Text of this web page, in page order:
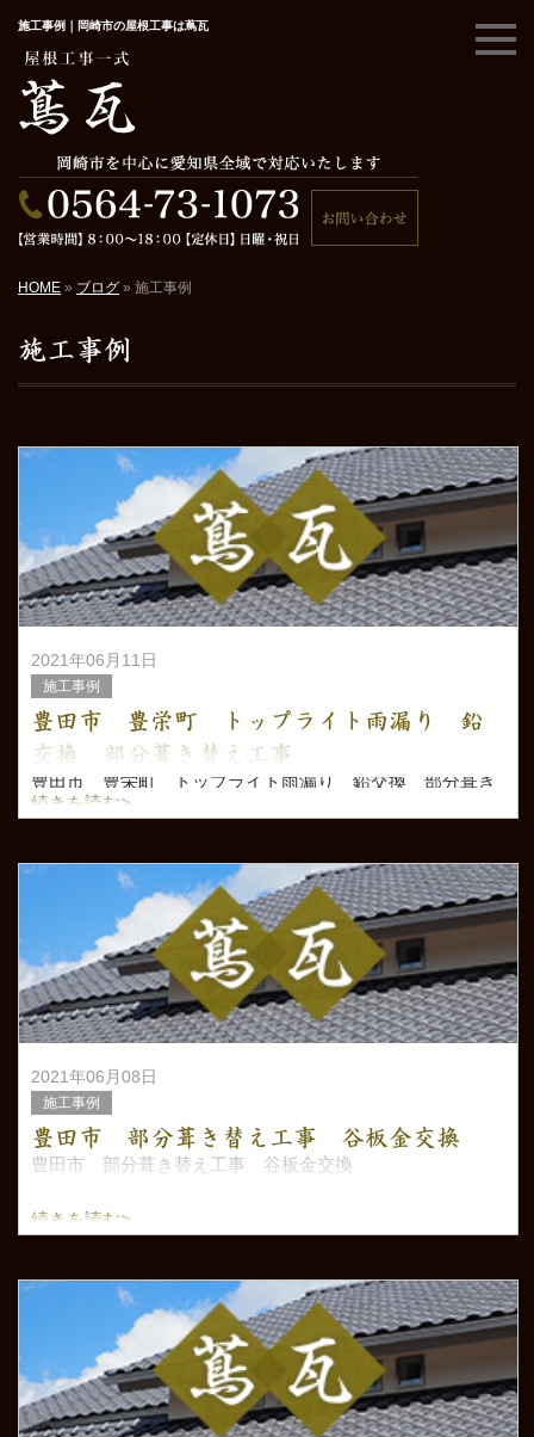
施工事例｜岡崎市の屋根工事は蔦瓦
HOME » ブログ » 施工事例
施工事例
2021年06月11日
施工事例
豊田市 豊栄町 トップライト雨漏り 鉛
交換 部分葺き替え工事
豊田市 豊栄町 トップライト雨漏り 鉛交換 部分葺き
替え工事
続きを読む>
2021年06月08日
施工事例
豊田市 部分葺き替え工事 谷板金交換
豊田市 部分葺き替え工事 谷板金交換
続きを読む>